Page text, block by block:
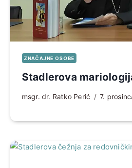
ZNAČAJNE OSOBE
Stadlerova
msgr. dr. Ratko Perić 7.